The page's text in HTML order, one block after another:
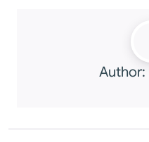
Author: